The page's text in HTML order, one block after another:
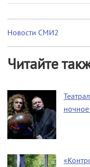
Новости СМИ2
Читайте
ночное